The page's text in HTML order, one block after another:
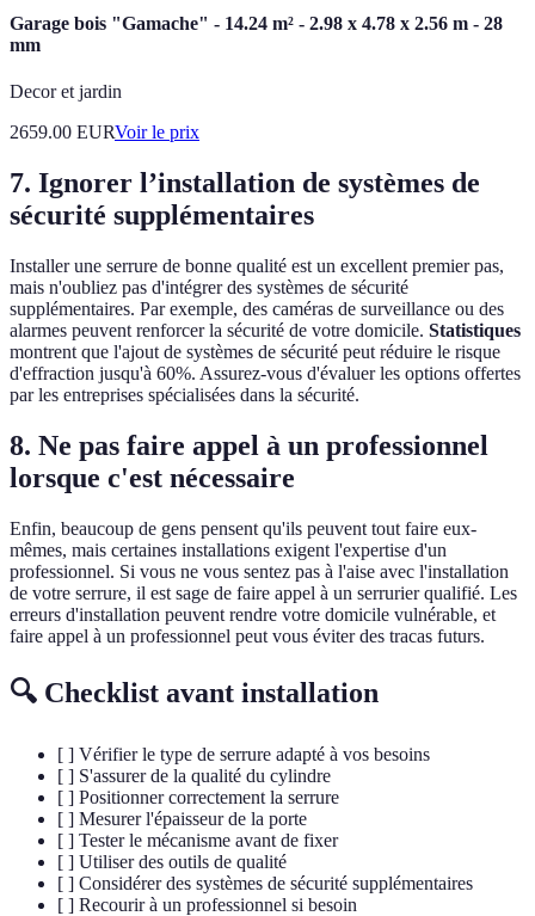
Garage bois "Gamache" - 14.24 m² - 2.98 x 4.78 x 2.56 m - 28
mm
Decor et jardin
2659.00 EURVoir le prix
7. Ignorer l’installation de systèmes de
sécurité supplémentaires
Installer une serrure de bonne qualité est un excellent premier pas,
mais n'oubliez pas d'intégrer des systèmes de sécurité
supplémentaires. Par exemple, des caméras de surveillance ou des
alarmes peuvent renforcer la sécurité de votre domicile. Statistiques
montrent que l'ajout de systèmes de sécurité peut réduire le risque
d'effraction jusqu'à 60%. Assurez-vous d'évaluer les options offertes
par les entreprises spécialisées dans la sécurité.
8. Ne pas faire appel à un professionnel
lorsque c'est nécessaire
Enfin, beaucoup de gens pensent qu'ils peuvent tout faire eux-
mêmes, mais certaines installations exigent l'expertise d'un
professionnel. Si vous ne vous sentez pas à l'aise avec l'installation
de votre serrure, il est sage de faire appel à un serrurier qualifié. Les
erreurs d'installation peuvent rendre votre domicile vulnérable, et
faire appel à un professionnel peut vous éviter des tracas futurs.
🔍 Checklist avant installation
[ ] Vérifier le type de serrure adapté à vos besoins
[ ] S'assurer de la qualité du cylindre
[ ] Positionner correctement la serrure
[ ] Mesurer l'épaisseur de la porte
[ ] Tester le mécanisme avant de fixer
[ ] Utiliser des outils de qualité
[ ] Considérer des systèmes de sécurité supplémentaires
[ ] Recourir à un professionnel si besoin